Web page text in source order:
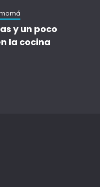
y un poco
la cocina